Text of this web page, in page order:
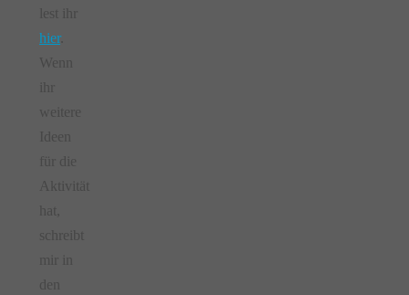
lest ihr
hier.
Wenn
ihr
weitere
Ideen
für die
Aktivität
hat,
schreibt
mir in
den